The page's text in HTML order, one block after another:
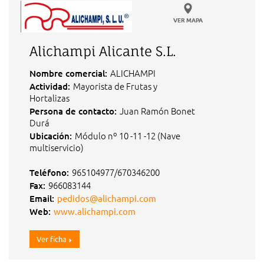
VER MAPA
Alichampi Alicante S.L.
Nombre comercial: ALICHAMPI
Actividad: Mayorista de Frutas y
Hortalizas
Persona de contacto: Juan Ramón Bonet
Durá
Ubicación: Módulo nº 10 -11 -12 (Nave
multiservicio)
Teléfono: 965104977/670346200
Fax: 966083144
Email: pedidos@alichampi.com
Web: www.alichampi.com
Ver ficha